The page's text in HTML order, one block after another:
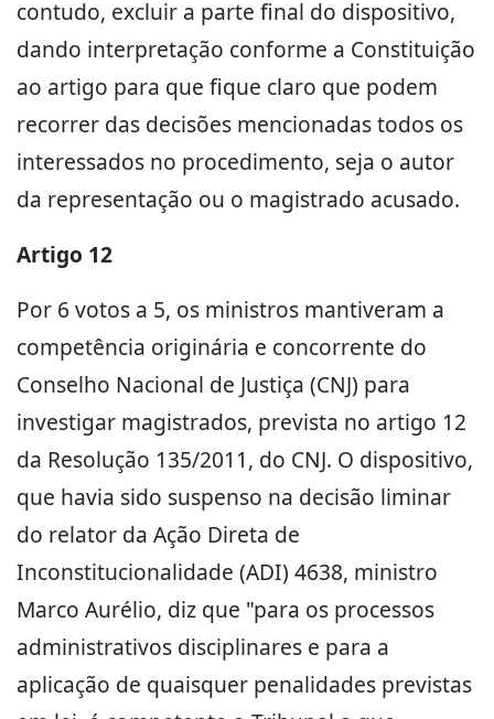
contudo, excluir a parte final do dispositivo,
dando interpretação conforme a Constituição
ao artigo para que fique claro que podem
recorrer das decisões mencionadas todos os
interessados no procedimento, seja o autor
da representação ou o magistrado acusado.
Artigo 12
Por 6 votos a 5, os ministros mantiveram a
competência originária e concorrente do
Conselho Nacional de Justiça (CNJ) para
investigar magistrados, prevista no artigo 12
da Resolução 135/2011, do CNJ. O dispositivo,
que havia sido suspenso na decisão liminar
do relator da Ação Direta de
Inconstitucionalidade (ADI) 4638, ministro
Marco Aurélio, diz que "para os processos
administrativos disciplinares e para a
aplicação de quaisquer penalidades previstas